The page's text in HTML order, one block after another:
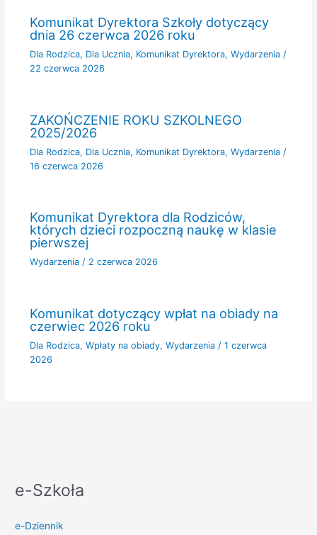
Komunikat Dyrektora Szkoły dotyczący
dnia 26 czerwca 2026 roku
Dla Rodzica, Dla Ucznia, Komunikat Dyrektora, Wydarzenia/
22 czerwca 2026
ZAKOŃCZENIE ROKU SZKOLNEGO
2025/2026
Dla Rodzica, Dla Ucznia, Komunikat Dyrektora, Wydarzenia/
16 czerwca 2026
Komunikat Dyrektora dla Rodziców,
których dzieci rozpoczną naukę w klasie
pierwszej
Wydarzenia/ 2 czerwca 2026
Komunikat dotyczący wpłat na obiady na
czerwiec 2026 roku
Dla Rodzica, Wpłaty na obiady, Wydarzenia/ 1 czerwca
2026
e-Szkoła
e-Dziennik